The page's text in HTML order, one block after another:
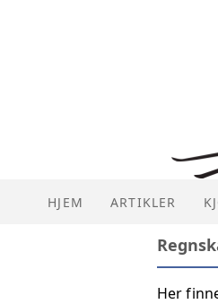
HJEM ARTIKLER
Her